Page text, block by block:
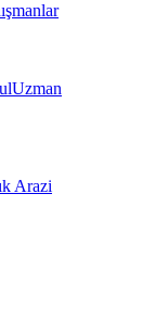
Uzman
Arazi